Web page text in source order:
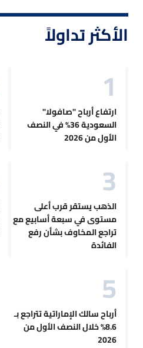
الأكثر تداولاً
ارتفاع أرباح "صافولا"
السعودية 36% في النصف
الأول من 2026
الذهب يستقر قرب أعلى
مستوى في سبعة أسابيع مع
تراجع المخاوف بشأن رفع
الفائدة
أرباح سالك الإماراتية تتراجع بـ
8.6% خلال النصف الأول من
2026